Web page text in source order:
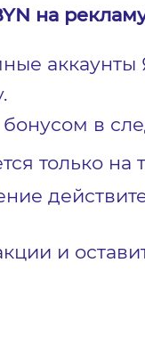
на
аккаунты
бонусом в
только
и